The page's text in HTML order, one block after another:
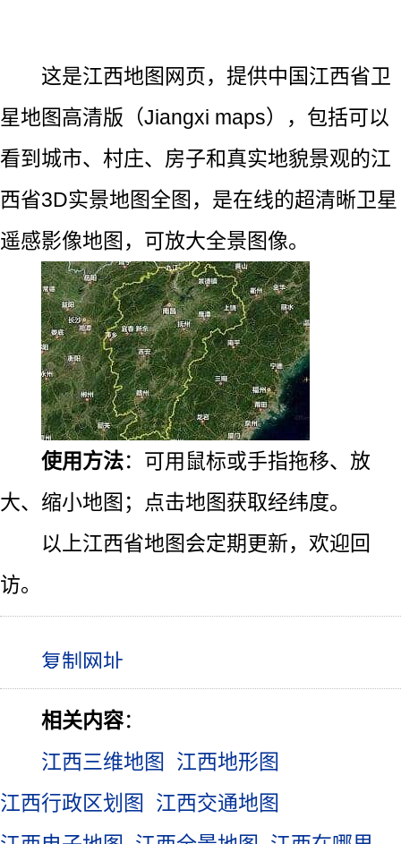
这是江西地图网页，提供中国江西省卫
星地图高清版（Jiangxi maps），包括可以
看到城市、村庄、房子和真实地貌景观的江
西省3D实景地图全图，是在线的超清晰卫星
遥感影像地图，可放大全景图像。
使用方法：可用鼠标或手指拖移、放
大、缩小地图；点击地图获取经纬度。
以上江西省地图会定期更新，欢迎回
访。
相关内容：
江西三维地图
江西地形图
江西行政区划图
江西交通地图